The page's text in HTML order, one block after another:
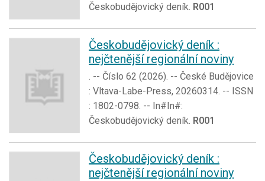
Českobudějovický deník. R001
Českobudějovický deník :
nejčtenější regionální noviny
. -- Číslo 62 (2026). -- České Budějovice
: Vltava-Labe-Press, 20260314. -- ISSN
: 1802-0798. -- In#In#:
Českobudějovický deník. R001
Českobudějovický deník :
nejčtenější regionální noviny